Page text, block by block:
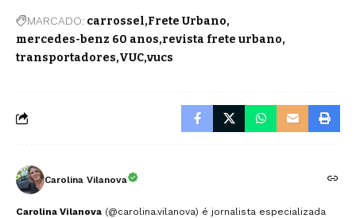
MARCADO: carrossel Frete Urbano
mercedes-benz 60 anos revista frete urbano
transportadores VUC vucs
Carolina Vilanova
Carolina Vilanova (@carolina.vilanova) é jornalista especializada